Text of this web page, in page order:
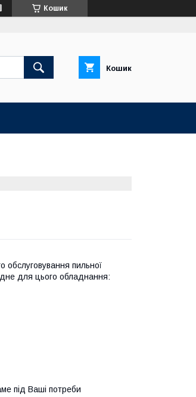
Кошик
Кошик
обслуговування пильної
для цього обладнання:
під Ваші потреби